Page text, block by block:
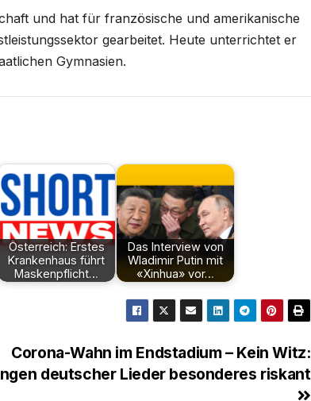
und hat für französische und amerikanische
gearbeitet. Heute unterrichtet er
Gymnasien.
Österreich: Erstes
Krankenhaus führt
Maskenpflicht…
Das Interview von
Wladimir Putin mit
«Xinhua» vor…
Corona-Wahn im Endstadium – Kein Witz:
deutscher Lieder besonderes riskant